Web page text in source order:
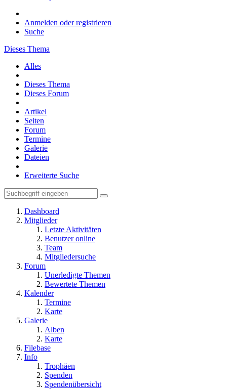
Anmelden oder registrieren
Suche
Dieses Thema
Alles
Dieses Thema
Dieses Forum
Artikel
Seiten
Forum
Termine
Galerie
Dateien
Erweiterte Suche
Dashboard
Mitglieder
Letzte Aktivitäten
Benutzer online
Team
Mitgliedersuche
Forum
Unerledigte Themen
Bewertete Themen
Kalender
Termine
Karte
Galerie
Alben
Karte
Filebase
Info
Trophäen
Spenden
Spendenübersicht